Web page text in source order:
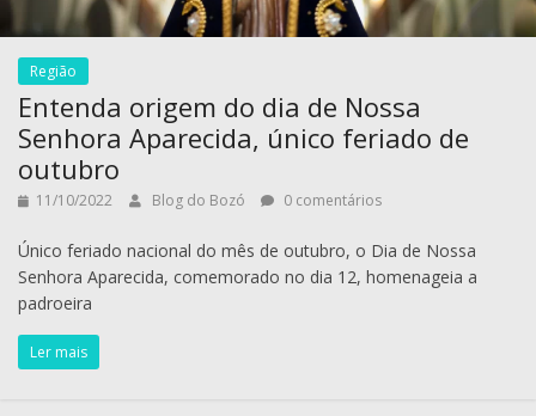
Região
Entenda origem do dia de Nossa
Senhora Aparecida, único feriado de
outubro
11/10/2022 Blog do Bozó 0 comentários
Único feriado nacional do mês de outubro, o Dia de Nossa
Senhora Aparecida, comemorado no dia 12, homenageia a
padroeira
Ler mais